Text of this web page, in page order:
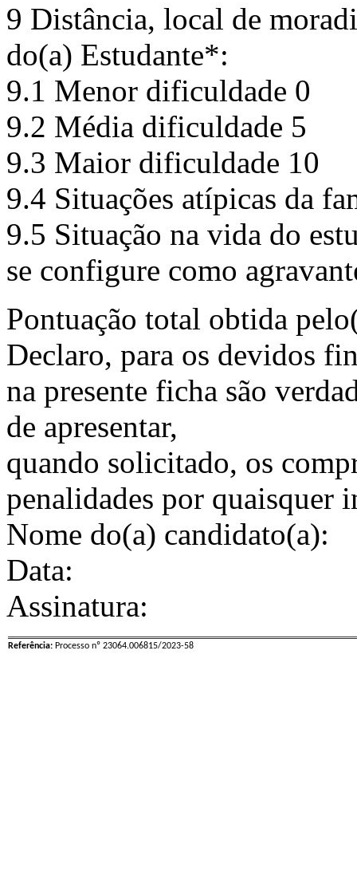
9 Distância, local de
do(a) Estudante*:
9.1 Menor dificuldade 0
9.2 Média dificuldade 5
9.3 Maior dificuldade 10
9.4 Situações atípicas da
9.5 Situação na vida do
se configure como
Pontuação total obtida
Declaro, para os devidos
na presente ficha são
de apresentar,
quando solicitado, os
penalidades por quaisquer
Nome do(a) candidato(a):
Data:
Assinatura:
Referência: Processo nº 23064.006815/2023-58